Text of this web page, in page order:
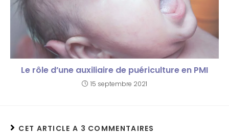
Le rôle d’une auxiliaire de puériculture en PMI
15 septembre 2021
CET ARTICLE A 3 COMMENTAIRES